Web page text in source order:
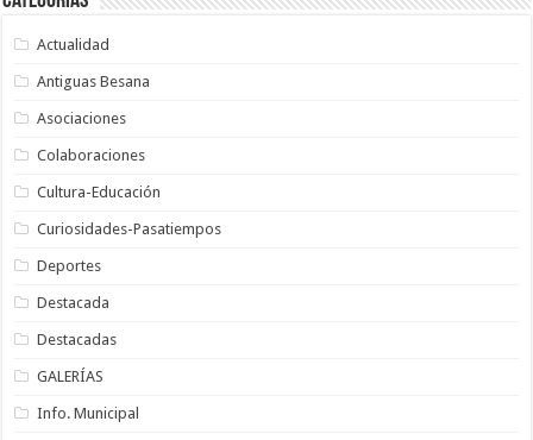
Actualidad
Antiguas Besana
Asociaciones
Colaboraciones
Cultura-Educación
Curiosidades-Pasatiempos
Deportes
Destacada
Destacadas
GALERÍAS
Info. Municipal